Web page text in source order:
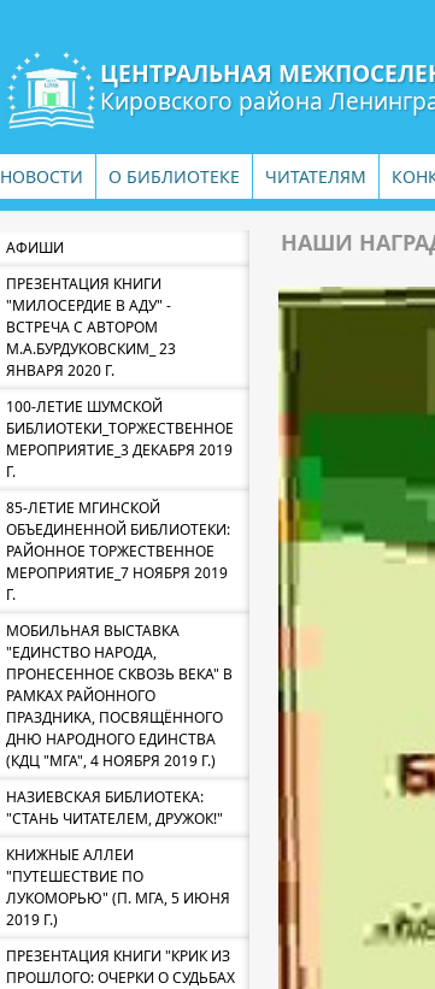
ЦЕНТРАЛЬНАЯ
Кировского района
НОВОСТИ О БИБЛИОТЕКЕ ЧИТАТЕЛЯМ
АФИШИ
ПРЕЗЕНТАЦИЯ КНИГИ
"МИЛОСЕРДИЕ В АДУ" -
ВСТРЕЧА С АВТОРОМ
М.А.БУРДУКОВСКИМ_ 23
ЯНВАРЯ 2020 Г.
100-ЛЕТИЕ ШУМСКОЙ
БИБЛИОТЕКИ_ТОРЖЕСТВЕННОЕ
МЕРОПРИЯТИЕ_3 ДЕКАБРЯ 2019
Г.
85-ЛЕТИЕ МГИНСКОЙ
ОБЪЕДИНЕННОЙ БИБЛИОТЕКИ:
РАЙОННОЕ ТОРЖЕСТВЕННОЕ
МЕРОПРИЯТИЕ_7 НОЯБРЯ 2019
Г.
МОБИЛЬНАЯ ВЫСТАВКА
"ЕДИНСТВО НАРОДА,
ПРОНЕСЕННОЕ СКВОЗЬ ВЕКА" В
РАМКАХ РАЙОННОГО
ПРАЗДНИКА, ПОСВЯЩЁННОГО
ДНЮ НАРОДНОГО ЕДИНСТВА
(КДЦ "МГА", 4 НОЯБРЯ 2019 Г.)
НАЗИЕВСКАЯ БИБЛИОТЕКА:
"СТАНЬ ЧИТАТЕЛЕМ, ДРУЖОК!"
КНИЖНЫЕ АЛЛЕИ
"ПУТЕШЕСТВИЕ ПО
ЛУКОМОРЬЮ" (П. МГА, 5 ИЮНЯ
2019 Г.)
ПРЕЗЕНТАЦИЯ КНИГИ "КРИК ИЗ
ПРОШЛОГО: ОЧЕРКИ О СУДЬБАХ
НАШИ